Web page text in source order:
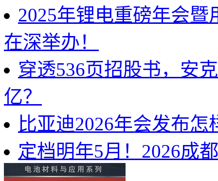
2025年锂电重磅年会
在深举办！
穿透536页招股书，安
亿？
比亚迪2026年会发布
定档明年5月！2026成